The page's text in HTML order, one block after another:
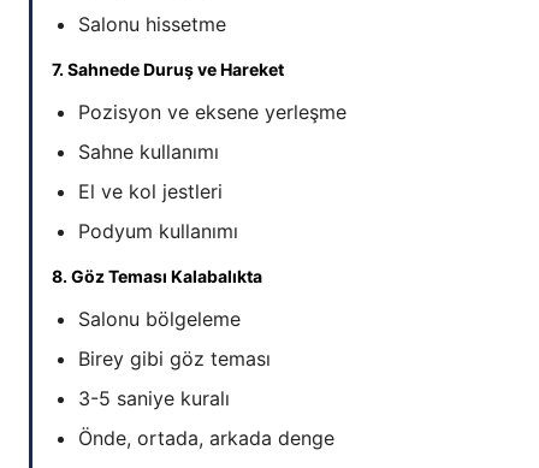
Salonu hissetme
7. Sahnede Duruş ve Hareket
Pozisyon ve eksene yerleşme
Sahne kullanımı
El ve kol jestleri
Podyum kullanımı
8. Göz Teması Kalabalıkta
Salonu bölgeleme
Birey gibi göz teması
3-5 saniye kuralı
Önde, ortada, arkada denge